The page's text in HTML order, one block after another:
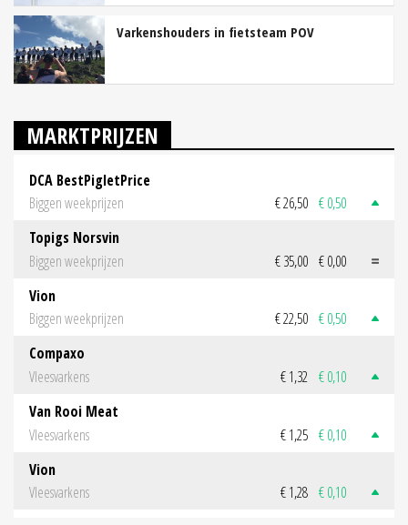
Varkenshouders in fietsteam POV
MARKTPRIJZEN
DCA BestPigletPrice
Biggen weekprijzen
€ 26,50 € 0,50
Topigs Norsvin
Biggen weekprijzen
€ 35,00 € 0,00
Vion
Biggen weekprijzen
€ 22,50 € 0,50
Compaxo
Vleesvarkens
€ 1,32 € 0,10
Van Rooi Meat
Vleesvarkens
€ 1,25 € 0,10
Vion
Vleesvarkens
€ 1,28 € 0,10